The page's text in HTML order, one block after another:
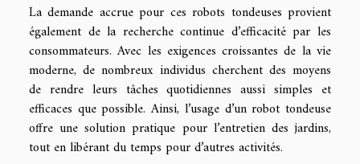
La demande accrue pour ces robots tondeuses provient
également de la recherche continue d’efficacité par les
consommateurs. Avec les exigences croissantes de la vie
moderne, de nombreux individus cherchent des moyens
de rendre leurs tâches quotidiennes aussi simples et
efficaces que possible. Ainsi, l’usage d’un robot tondeuse
offre une solution pratique pour l’entretien des jardins,
tout en libérant du temps pour d’autres activités.